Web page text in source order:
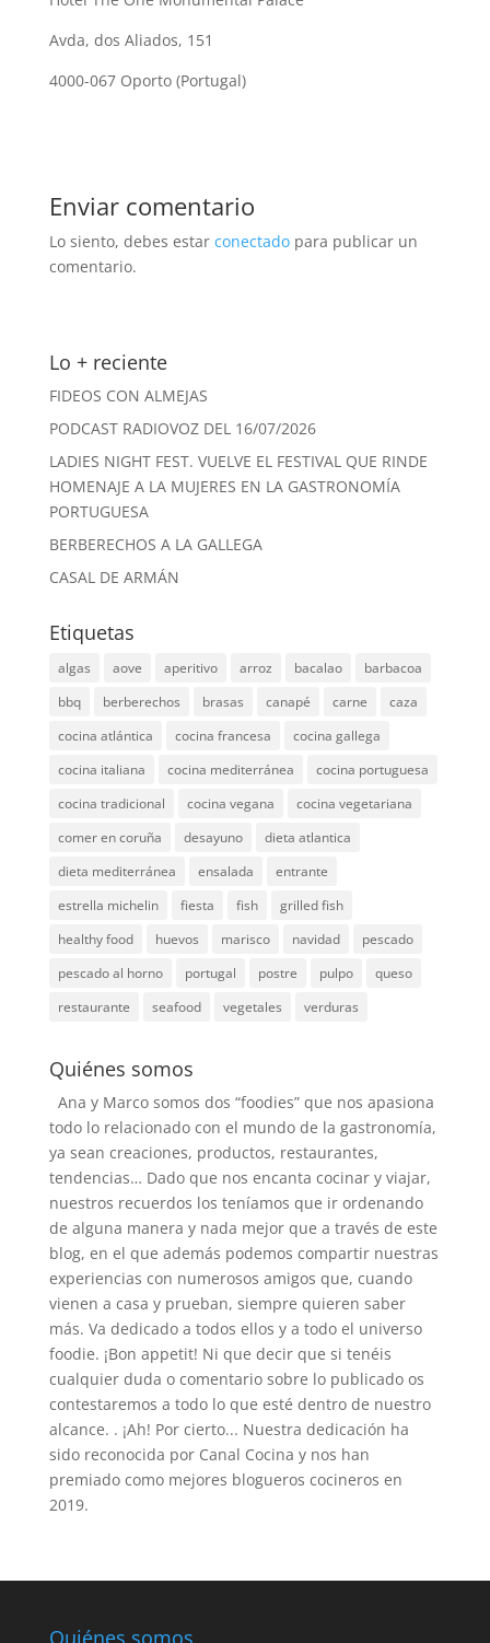
Avda, dos Aliados, 151
4000-067 Oporto (Portugal)
Enviar comentario
Lo siento, debes estar conectadopara publicar un
comentario.
Lo + reciente
FIDEOS CON ALMEJAS
PODCAST RADIOVOZ DEL 16/07/2026
LADIES NIGHT FEST. VUELVE EL FESTIVAL QUE RINDE
HOMENAJE A LA MUJERES EN LA GASTRONOMÍA
PORTUGUESA
BERBERECHOS A LA GALLEGA
CASAL DE ARMÁN
Etiquetas
algas aove aperitivo arroz bacalao
barbacoa
bbq
berberechos brasas canapé carne
caza
cocina atlántica
cocina francesa
cocina gallega
cocina italiana
cocina mediterránea
cocina portuguesa
cocina tradicional
cocina vegana
cocina vegetariana
comer en coruña
desayuno
dieta atlantica
dieta mediterránea
ensalada
entrante
estrella michelin
fiesta fish
grilled fish
healthy food
huevos marisco navidad
pescado
pescado al horno
portugal postre pulpo
queso
restaurante
seafood vegetales verduras
Quiénes somos
Ana y Marco somos dos “foodies” que nos apasiona
todo lo relacionado con el mundo de la gastronomía,
ya sean creaciones, productos, restaurantes,
tendencias… Dado que nos encanta cocinar y viajar,
nuestros recuerdos los teníamos que ir ordenando
de alguna manera y nada mejor que a través de este
blog, en el que además podemos compartir nuestras
experiencias con numerosos amigos que, cuando
vienen a casa y prueban, siempre quieren saber
más. Va dedicado a todos ellos y a todo el universo
foodie. ¡Bon appetit! Ni que decir que si tenéis
cualquier duda o comentario sobre lo publicado os
contestaremos a todo lo que esté dentro de nuestro
alcance. . ¡Ah! Por cierto... Nuestra dedicación ha
sido reconocida por Canal Cocina y nos han
premiado como mejores blogueros cocineros en
2019.
Quiénes somos